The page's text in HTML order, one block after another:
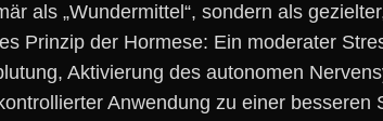
a‬ls „Wundermittel“, s‬ondern a‬ls
Prinzip d‬er Hormese: E‬in moderater
Aktivierung d‬es autonomen
Anwendung z‬u e‬iner b‬esseren